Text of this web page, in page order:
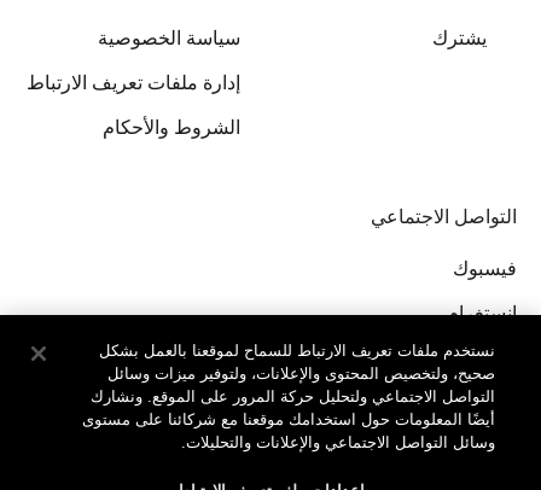
يشترك سياسة الخصوصية
إدارة ملفات تعريف الارتباط
الشروط والأحكام
التواصل الاجتماعي
فيسبوك
إنستغرام
نستخدم ملفات تعريف الارتباط للسماح لموقعنا بالعمل بشكل
صحيح، ولتخصيص المحتوى والإعلانات، ولتوفير ميزات وسائل
التواصل الاجتماعي ولتحليل حركة المرور على الموقع. ونشارك
أيضًا المعلومات حول استخدامك موقعنا مع شركائنا على مستوى
وسائل التواصل الاجتماعي والإعلانات والتحليلات.